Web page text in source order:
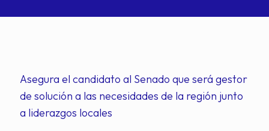
Asegura el candidato al Senado que será gestor
de solución a las necesidades de la región junto
a liderazgos locales